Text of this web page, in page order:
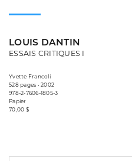
LOUIS DANTIN
ESSAIS CRITIQUES I
Yvette Francoli
528 pages • 2002
978-2-7606-1805-3
Papier
70,00 $